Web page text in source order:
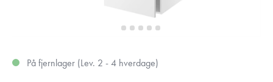
På fjernlager (Lev. 2 - 4 hverdage)